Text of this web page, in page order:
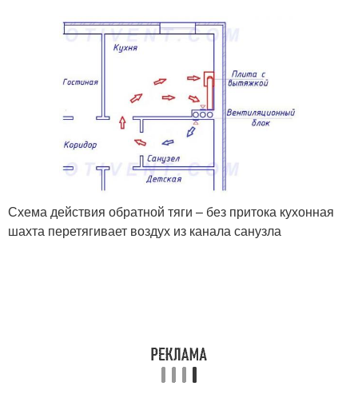
Схема действия обратной тяги – без притока кухонная
шахта перетягивает воздух из канала санузла